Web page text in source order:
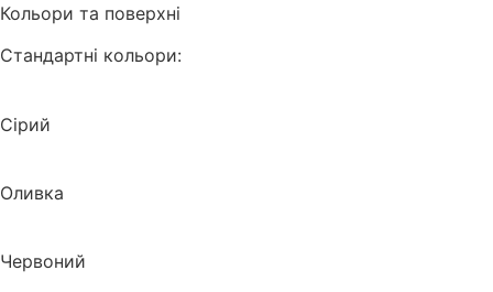
Кольори та поверхні
Стандартні кольори:
Сірий
Оливка
Червоний